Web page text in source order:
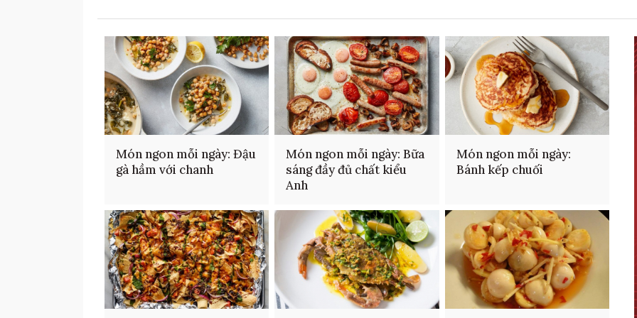
Món ngon mỗi ngày: Đậu
gà hầm với chanh
Món ngon mỗi ngày: Bữa
sáng đầy đủ chất kiểu
Anh
Món ngon mỗi ngày:
Bánh kếp chuối